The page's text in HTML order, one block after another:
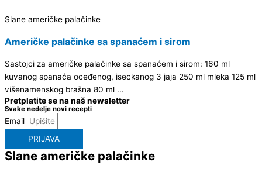
Slane američke palačinke
Američke palačinke sa spanaćem i sirom
Sastojci za američke palačinke sa spanaćem i sirom: 160 ml
kuvanog spanaća oceđenog, iseckanog 3 jaja 250 ml mleka 125 ml
višenamenskog brašna 80 ml ...
Pretplatite se na naš newsletter
Svake nedelje novi recepti
Email
PRIJAVA
Slane američke palačinke